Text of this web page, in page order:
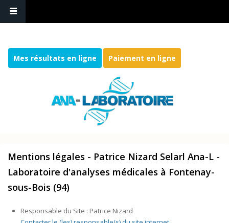
Mes résultats en ligne Paiement en ligne
Mentions légales - Patrice Nizard Selarl Ana-L -
Laboratoire d'analyses médicales à Fontenay-
sous-Bois (94)
Responsable du Site : Patrice Nizard